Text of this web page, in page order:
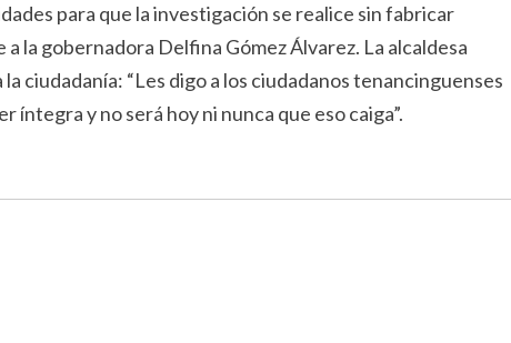
para que la investigación se realice sin fabricar
la gobernadora Delfina Gómez Álvarez. La alcaldesa
ciudadanía: “Les digo a los ciudadanos tenancinguenses
íntegra y no será hoy ni nunca que eso caiga”.